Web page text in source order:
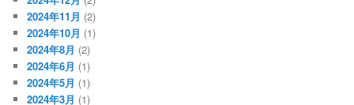
2024年11月 (2)
2024年10月 (1)
2024年8月 (2)
2024年6月 (1)
2024年5月 (1)
2024年3月 (1)